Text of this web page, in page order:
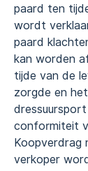
paard ten
wordt
paard
kan worden
tijde van de
zorgde en
conformiteit
Koopverdrag
verkoper